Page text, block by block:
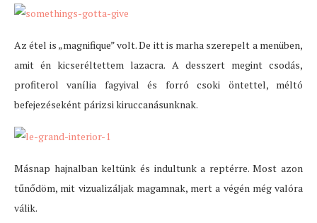
Az étel is „magnifique” volt. De itt is marha szerepelt a menüben,
amit én kicseréltettem lazacra. A desszert megint csodás,
profiterol vanília fagyival és forró csoki öntettel, méltó
befejezéseként párizsi kiruccanásunknak.
Másnap hajnalban keltünk és indultunk a reptérre. Most azon
tűnődöm, mit vizualizáljak magamnak, mert a végén még valóra
válik.